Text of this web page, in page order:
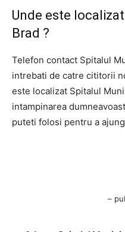
Unde este
Brad ?
Telefon contact Spitalul
intrebati de catre cititorii
este localizat Spitalul
intampinarea
puteti folosi pentru a
–